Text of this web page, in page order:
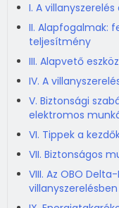
I. A
II. Alapfogalmak:
teljesítmény
III. Alapvető
IV. A
V. Biztonsági
elektromos
VI. Tippek a
VII. Biztonságos
VIII. Az OBO
villanyszerelésben